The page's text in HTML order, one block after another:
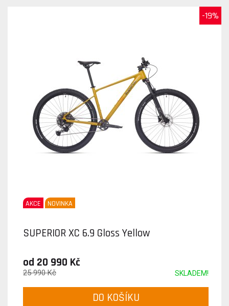
-19%
AKCE NOVINKA
SUPERIOR XC 6.9 Gloss Yellow
od 20 990 Kč
SKLADEM!
25 990 Kč
DO KOŠÍKU